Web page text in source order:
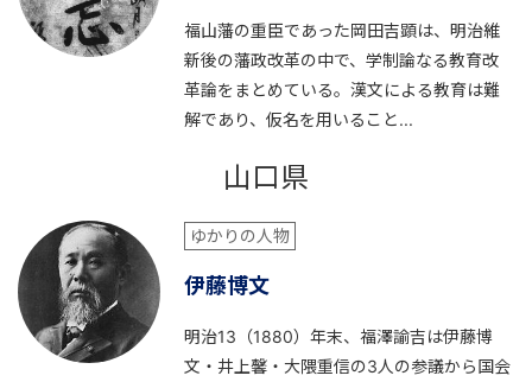
福山藩の重臣であった岡田吉顕は、明治維
新後の藩政改革の中で、学制論なる教育改
革論をまとめている。漢文による教育は難
解であり、仮名を用いること...
山口県
ゆかりの人物
伊藤博文
明治13（1880）年末、福澤諭吉は伊藤博
文・井上馨・大隈重信の3人の参議から国会